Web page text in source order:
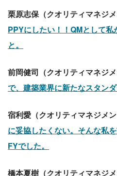
栗原志保（クオリティマネジ
PPYにしたい！！QMとして私
と。
前岡健司（クオリティマネジメ
で、建築業界に新たなスタン
宿利愛（クオリティマネジメン
に妥協したくない。そんな私
FYでした。
橋本夏樹（クオリティマネジメ